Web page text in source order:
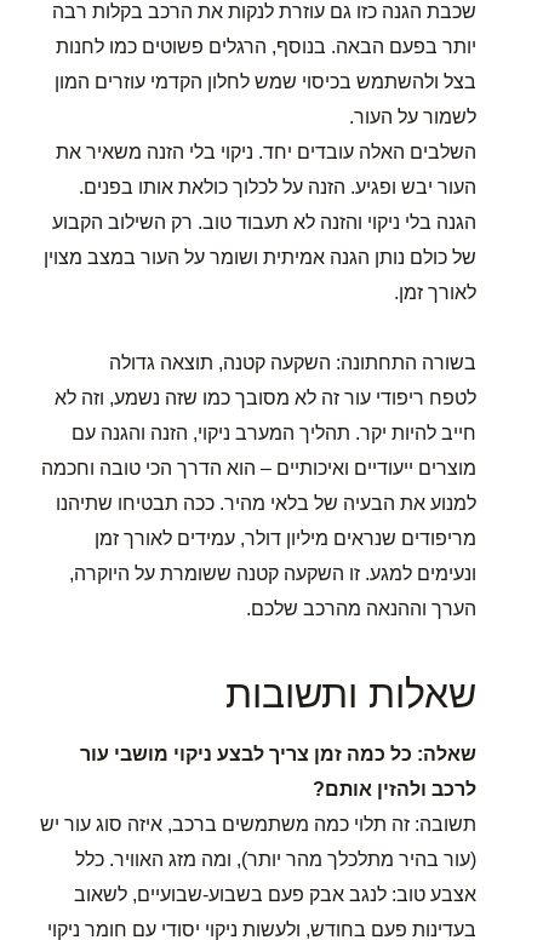
שכבת הגנה כזו גם עוזרת לנקות את הרכב בקלות רבה
יותר בפעם הבאה. בנוסף, הרגלים פשוטים כמו לחנות
בצל ולהשתמש בכיסוי שמש לחלון הקדמי עוזרים המון
לשמור על העור.
השלבים האלה עובדים יחד. ניקוי בלי הזנה משאיר את
העור יבש ופגיע. הזנה על לכלוך כולאת אותו בפנים.
הגנה בלי ניקוי והזנה לא תעבוד טוב. רק השילוב הקבוע
של כולם נותן הגנה אמיתית ושומר על העור במצב מצוין
לאורך זמן.
בשורה התחתונה: השקעה קטנה, תוצאה גדולה
לטפח ריפודי עור זה לא מסובך כמו שזה נשמע, וזה לא
חייב להיות יקר. תהליך המערב ניקוי, הזנה והגנה עם
מוצרים ייעודיים ואיכותיים – הוא הדרך הכי טובה וחכמה
למנוע את הבעיה של בלאי מהיר. ככה תבטיחו שתיהנו
מריפודים שנראים מיליון דולר, עמידים לאורך זמן
ונעימים למגע. זו השקעה קטנה ששומרת על היוקרה,
הערך וההנאה מהרכב שלכם.
שאלות ותשובות
שאלה: כל כמה זמן צריך לבצע ניקוי מושבי עור
לרכב ולהזין אותם?
תשובה: זה תלוי כמה משתמשים ברכב, איזה סוג עור יש
(עור בהיר מתלכלך מהר יותר), ומה מזג האוויר. כלל
אצבע טוב: לנגב אבק פעם בשבוע-שבועיים, לשאוב
בעדינות פעם בחודש, ולעשות ניקוי יסודי עם חומר ניקוי